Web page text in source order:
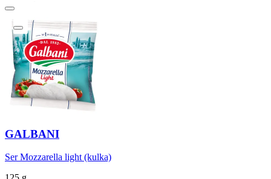
GALBANI
Ser Mozzarella light (kulka)